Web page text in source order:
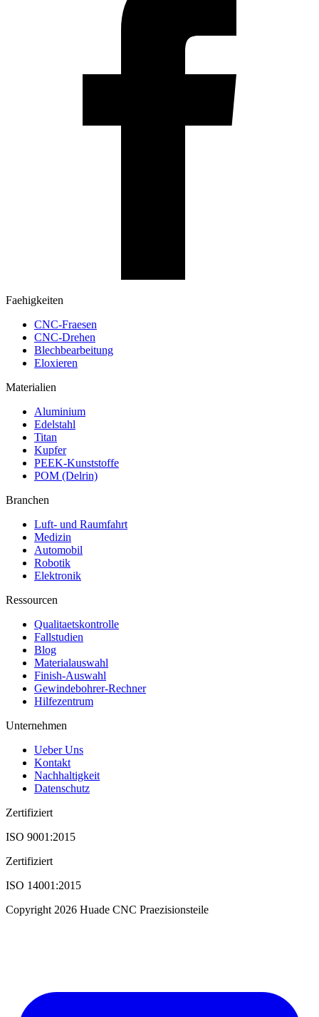
Faehigkeiten
CNC-Fraesen
CNC-Drehen
Blechbearbeitung
Eloxieren
Materialien
Aluminium
Edelstahl
Titan
Kupfer
PEEK-Kunststoffe
POM (Delrin)
Branchen
Luft- und Raumfahrt
Medizin
Automobil
Robotik
Elektronik
Ressourcen
Qualitaetskontrolle
Fallstudien
Blog
Materialauswahl
Finish-Auswahl
Gewindebohrer-Rechner
Hilfezentrum
Unternehmen
Ueber Uns
Kontakt
Nachhaltigkeit
Datenschutz
Zertifiziert
ISO 9001:2015
Zertifiziert
ISO 14001:2015
Copyright 2026 Huade CNC Praezisionsteile